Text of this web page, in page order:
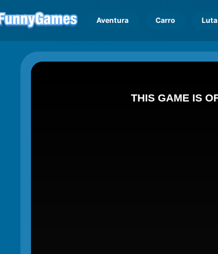
Aventura Carro Luta